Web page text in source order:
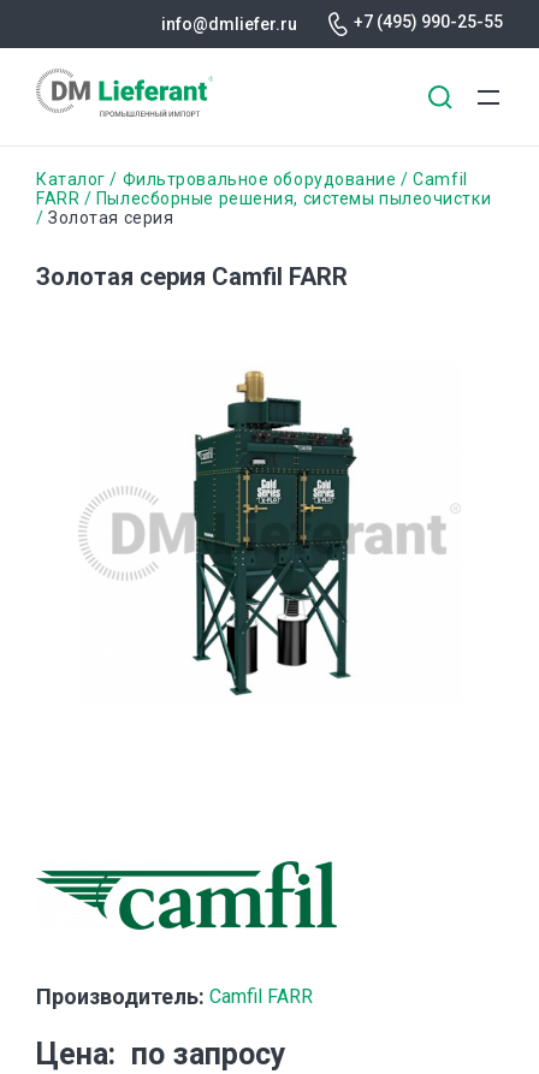
основному
info@dmliefer.ru +7 (495) 990-25-55
Строка
навигации
Каталог Фильтровальное оборудование
Camfil
FARR
Пылесборные решения, системы пылеочистки
Золотая серия
Золотая серия Camfil FARR
Производитель: Camfil FARR
Цена по запросу